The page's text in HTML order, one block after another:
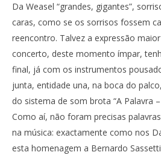
Da Weasel “grandes, gigantes”,
caras, como se os sorrisos fossem
reencontro. Talvez a expressão
concerto, deste momento ímpar,
final, já com os instrumentos
junta, entidade una, na boca do
do sistema de som brota “A Palavra
Como aí, não foram precisas
na música: exactamente como nos
esta homenagem a Bernardo